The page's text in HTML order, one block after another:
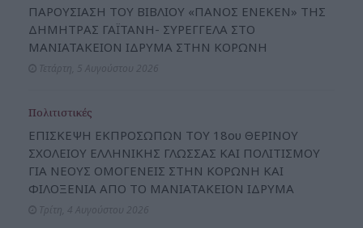
ΠΑΡΟΥΣΙΑΣΗ ΤΟΥ ΒΙΒΛΙΟΥ «ΠΑΝΟΣ ΕΝΕΚΕΝ» ΤΗΣ
ΔΗΜΗΤΡΑΣ ΓΑΪΤΑΝΗ- ΣΥΡΕΓΓΕΛΑ ΣΤΟ
ΜΑΝΙΑΤΑΚΕΙΟΝ ΙΔΡΥΜΑ ΣΤΗΝ ΚΟΡΩΝΗ
Πολιτιστικές
ΕΠΙΣΚΕΨΗ ΕΚΠΡΟΣΩΠΩΝ ΤΟΥ 18ου ΘΕΡΙΝΟΥ
ΣΧΟΛΕΙΟΥ ΕΛΛΗΝΙΚΗΣ ΓΛΩΣΣΑΣ ΚΑΙ ΠΟΛΙΤΙΣΜΟΥ
ΓΙΑ ΝΕΟΥΣ ΟΜΟΓΕΝΕΙΣ ΣΤΗΝ ΚΟΡΩΝΗ ΚΑΙ
ΦΙΛΟΞΕΝΙΑ ΑΠΟ ΤΟ ΜΑΝΙΑΤΑΚΕΙΟΝ ΙΔΡΥΜΑ